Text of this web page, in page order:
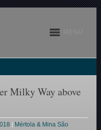
Milky Way above
Mértola & Mina São